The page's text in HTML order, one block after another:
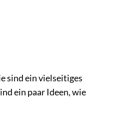
sind ein vielseitiges
ein paar Ideen, wie